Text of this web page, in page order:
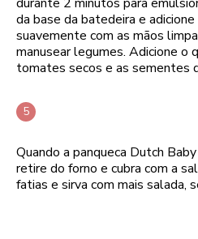
da base da batedeira e
suavemente com as mãos
manusear legumes. Adicione o
tomates secos e as sementes
Quando a panqueca Dutch
retire do forno e cubra com a
fatias e sirva com mais salada,